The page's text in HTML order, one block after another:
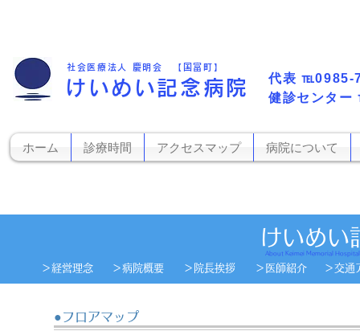
​健診センター
社会医療法人 慶明会 【国富町】
けいめい記念病院 代表​ ℡0985-
ホーム 診療時間 アクセスマップ 病院について
けいめい
About Keimei Memorial Hospital​
​＞経営理念 ＞​病院概要 ＞院長挨拶 ＞​医師紹介 ＞交通
●フロアマップ